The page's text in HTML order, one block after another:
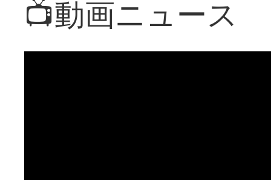
📺動画ニュース